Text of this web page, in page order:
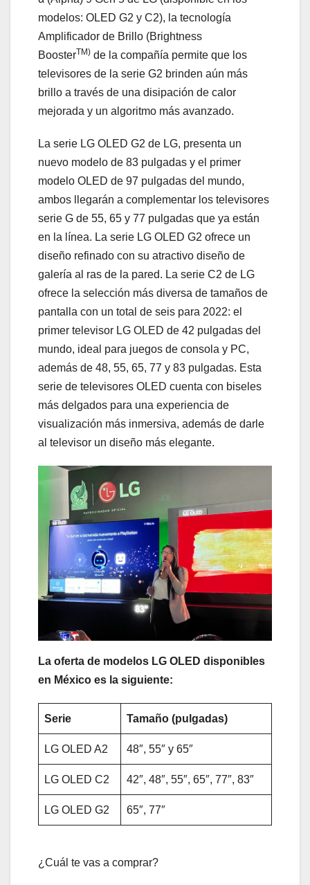
modelos: OLED G2 y C2), la tecnología
Amplificador de Brillo (Brightness
BoosterTM) de la compañía permite que los
televisores de la serie G2 brinden aún más
brillo a través de una disipación de calor
mejorada y un algoritmo más avanzado.
La serie LG OLED G2 de LG, presenta un
nuevo modelo de 83 pulgadas y el primer
modelo OLED de 97 pulgadas del mundo,
ambos llegarán a complementar los televisores
serie G de 55, 65 y 77 pulgadas que ya están
en la línea. La serie LG OLED G2 ofrece un
diseño refinado con su atractivo diseño de
galería al ras de la pared. La serie C2 de LG
ofrece la selección más diversa de tamaños de
pantalla con un total de seis para 2022: el
primer televisor LG OLED de 42 pulgadas del
mundo, ideal para juegos de consola y PC,
además de 48, 55, 65, 77 y 83 pulgadas. Esta
serie de televisores OLED cuenta con biseles
más delgados para una experiencia de
visualización más inmersiva, además de darle
al televisor un diseño más elegante.
La oferta de modelos LG OLED disponibles
en México es la siguiente:
Serie Tamaño (pulgadas)
LG OLED A2 48″, 55″ y 65″
LG OLED C2 42″, 48″, 55″, 65″, 77″, 83″
LG OLED G2 65″, 77″
¿Cuál te vas a comprar?